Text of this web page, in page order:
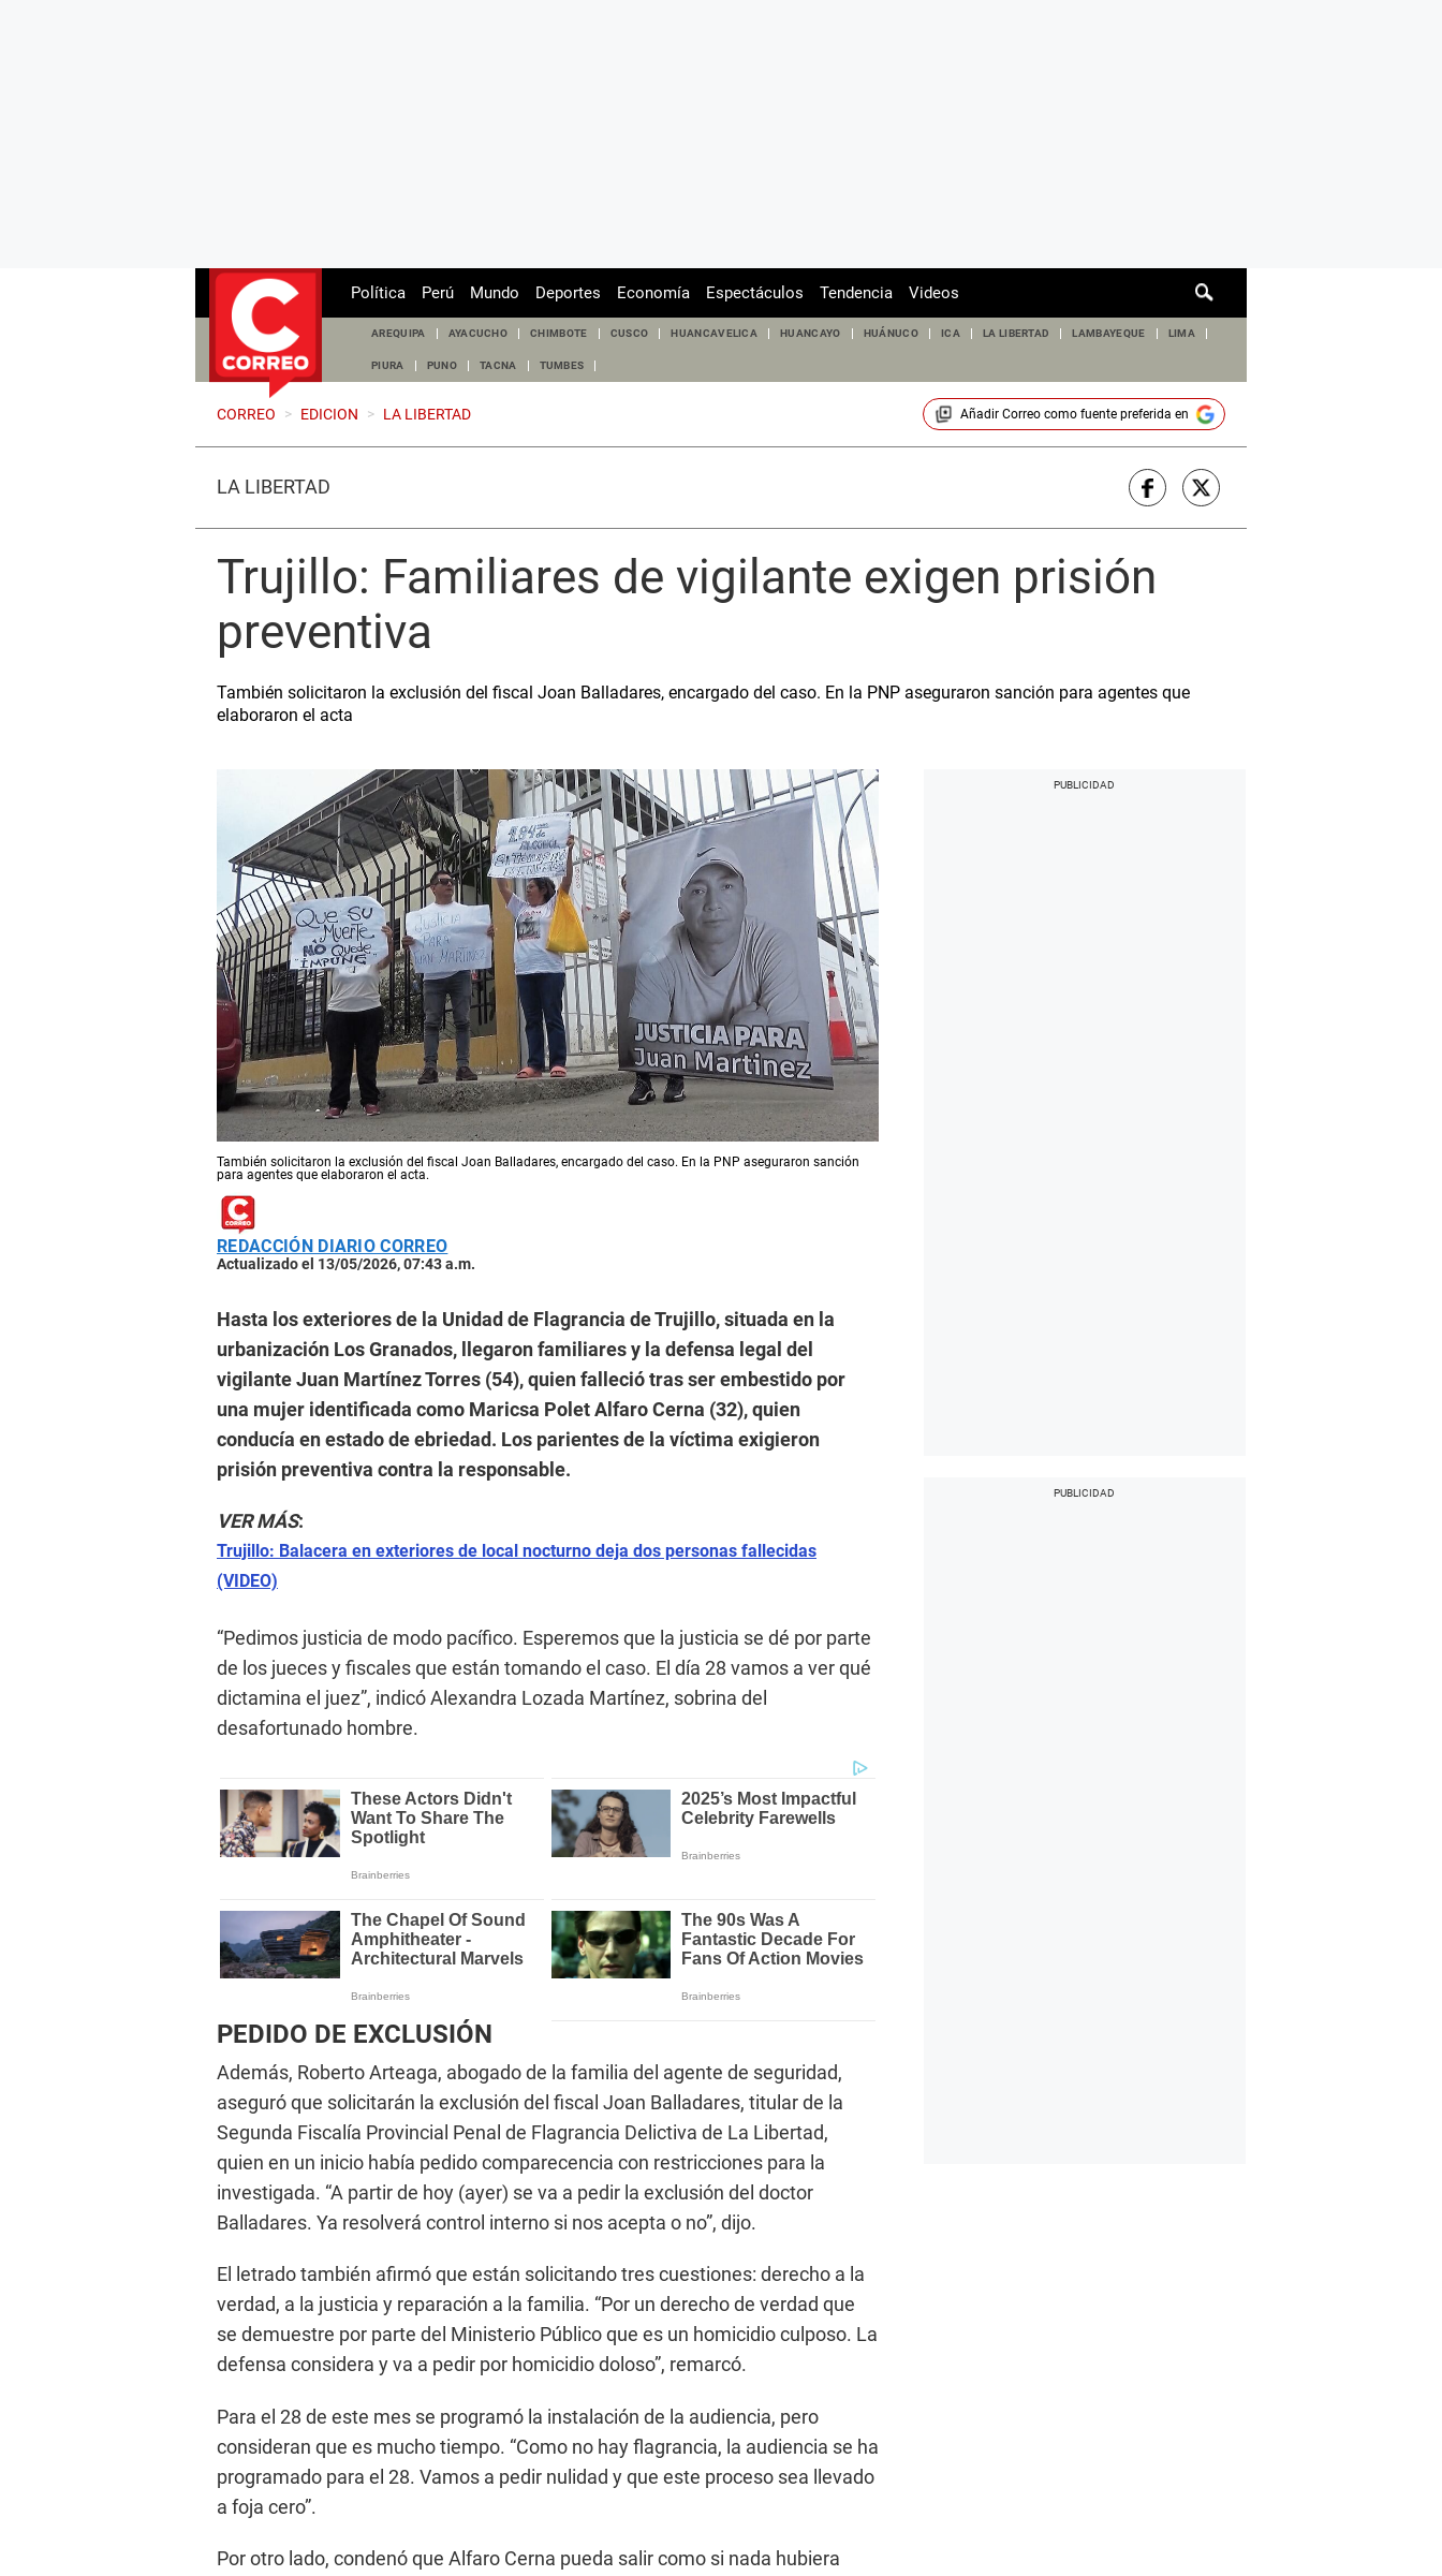
de
Política Perú Mundo Deportes Economía Espectáculos Tendencia Videos
AREQUIPA AYACUCHO CHIMBOTE CUSCO HUANCAVELICA HUANCAYO HUÁNUCO ICA LA LIBERTAD LAMBAYEQUE LIMA
PIURA PUNO TACNA TUMBES
CORREO > EDICION > LA LIBERTAD Añadir Correocomo fuente preferida en
LA LIBERTAD
Trujillo: Familiares de vigilante exigen prisión
preventiva
También solicitaron la exclusión del fiscal Joan Balladares, encargado del caso. En la PNP aseguraron sanción para agentes que
elaboraron el acta
También solicitaron la exclusión del fiscal Joan Balladares, encargado del caso. En la PNP aseguraron sanción
para agentes que elaboraron el acta.
REDACCIÓN DIARIO CORREO
Actualizado el 13/05/2026, 07:43 a.m.
Hasta los exteriores de la Unidad de Flagrancia de Trujillo, situada en la
urbanización Los Granados, llegaron familiares y la defensa legal del
vigilante Juan Martínez Torres (54), quien falleció tras ser embestido por
una mujer identificada como Maricsa Polet Alfaro Cerna (32), quien
conducía en estado de ebriedad. Los parientes de la víctima exigieron
prisión preventiva contra la responsable.
VER MÁS:
Trujillo: Balacera en exteriores de local nocturno deja dos personas fallecidas
(VIDEO)
“Pedimos justicia de modo pacífico. Esperemos que la justicia se dé por parte
de los jueces y fiscales que están tomando el caso. El día 28 vamos a ver qué
dictamina el juez”, indicó Alexandra Lozada Martínez, sobrina del
desafortunado hombre.
PEDIDO DE EXCLUSIÓN
Además, Roberto Arteaga, abogado de la familia del agente de seguridad,
aseguró que solicitarán la exclusión del fiscal Joan Balladares, titular de la
Segunda Fiscalía Provincial Penal de Flagrancia Delictiva de La Libertad,
quien en un inicio había pedido comparecencia con restricciones para la
investigada. “A partir de hoy (ayer) se va a pedir la exclusión del doctor
Balladares. Ya resolverá control interno si nos acepta o no”, dijo.
El letrado también afirmó que están solicitando tres cuestiones: derecho a la
verdad, a la justicia y reparación a la familia. “Por un derecho de verdad que
se demuestre por parte del Ministerio Público que es un homicidio culposo. La
defensa considera y va a pedir por homicidio doloso”, remarcó.
Para el 28 de este mes se programó la instalación de la audiencia, pero
consideran que es mucho tiempo. “Como no hay flagrancia, la audiencia se ha
programado para el 28. Vamos a pedir nulidad y que este proceso sea llevado
a foja cero”.
Por otro lado, condenó que Alfaro Cerna pueda salir como si nada hubiera